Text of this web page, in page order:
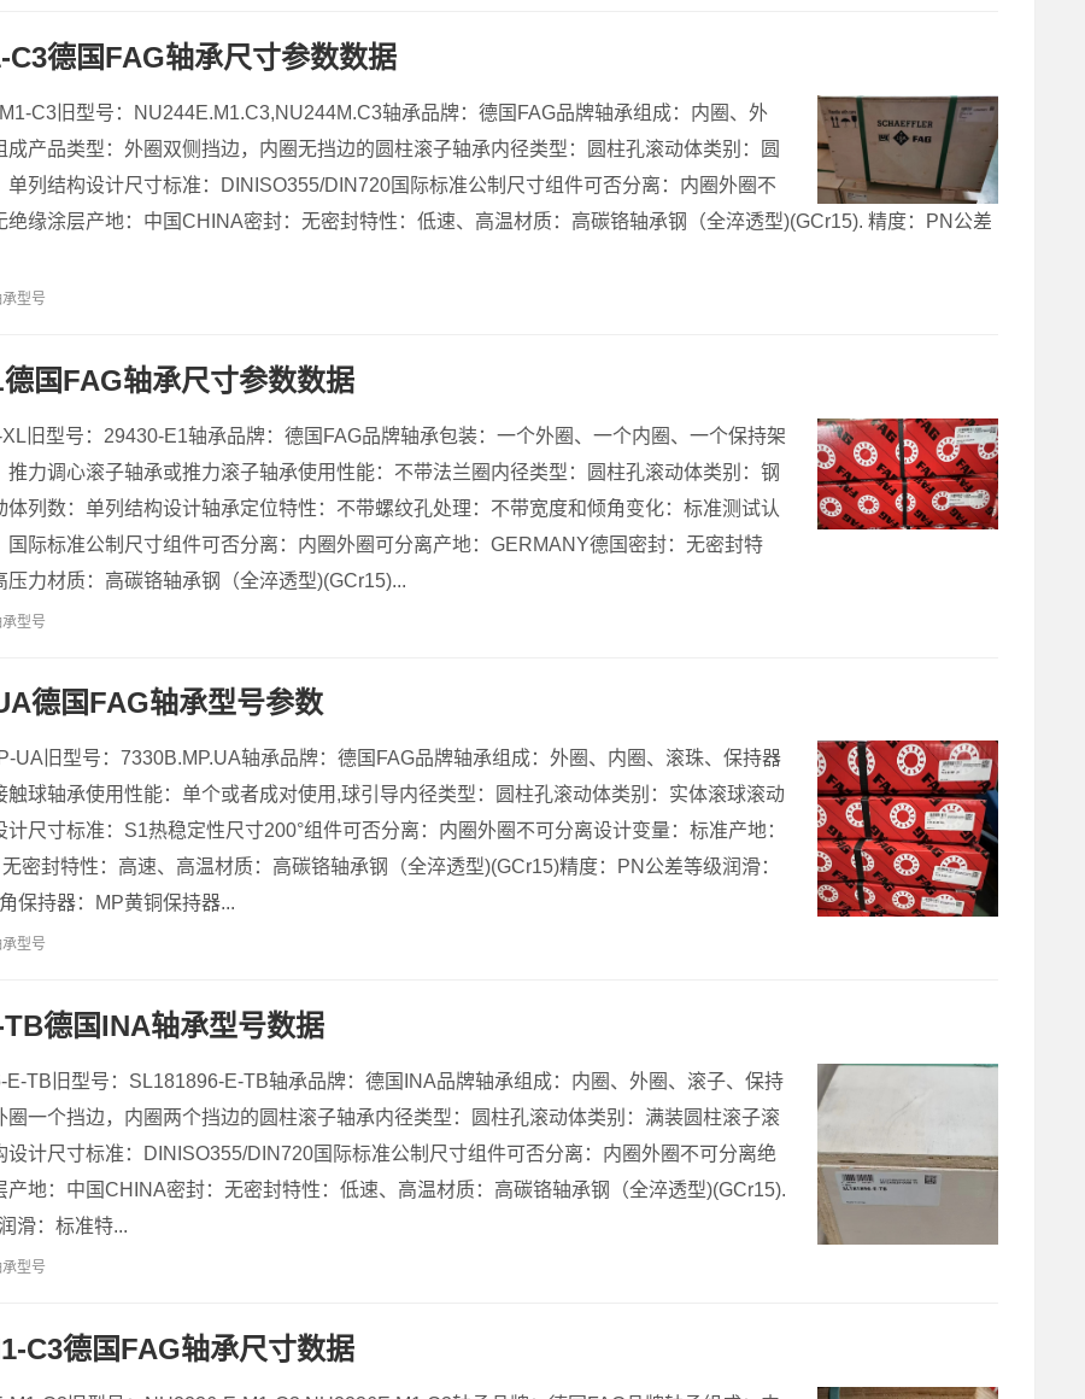
C3德国FAG轴承尺寸参数数据
C3旧型号：NU244E.M1.C3,NU244M.C3轴承品牌：德国FAG品牌轴承组成：内圈、外
成产品类型：外圈双侧挡边，内圈无挡边的圆柱滚子轴承内径类型：圆柱孔滚动体类别：圆
单列结构设计尺寸标准：DINISO355/DIN720国际标准公制尺寸组件可否分离：内圈外圈不
绝缘涂层产地：中国CHINA密封：无密封特性：低速、高温材质：高碳铬轴承钢（全淬透型)(GCr15). 精度：PN公差
型号
国FAG轴承尺寸参数数据
旧型号：29430-E1轴承品牌：德国FAG品牌轴承包装：一个外圈、一个内圈、一个保持架
推力调心滚子轴承或推力滚子轴承使用性能：不带法兰圈内径类型：圆柱孔滚动体类别：钢
体列数：单列结构设计轴承定位特性：不带螺纹孔处理：不带宽度和倾角变化：标准测试认
国际标准公制尺寸组件可否分离：内圈外圈可分离产地：GERMANY德国密封：无密封特
力材质：高碳铬轴承钢（全淬透型)(GCr15)...
型号
德国FAG轴承型号参数
UA旧型号：7330B.MP.UA轴承品牌：德国FAG品牌轴承组成：外圈、内圈、滚珠、保持器
触球轴承使用性能：单个或者成对使用,球引导内径类型：圆柱孔滚动体类别：实体滚球滚动
尺寸标准：S1热稳定性尺寸200°组件可否分离：内圈外圈不可分离设计变量：标准产地：
密封特性：高速、高温材质：高碳铬轴承钢（全淬透型)(GCr15)精度：PN公差等级润滑：
保持器：MP黄铜保持器...
型号
德国INA轴承型号数据
TB旧型号：SL181896-E-TB轴承品牌：德国INA品牌轴承组成：内圈、外圈、滚子、保持
圈一个挡边，内圈两个挡边的圆柱滚子轴承内径类型：圆柱孔滚动体类别：满装圆柱滚子滚
设计尺寸标准：DINISO355/DIN720国际标准公制尺寸组件可否分离：内圈外圈不可分离绝
产地：中国CHINA密封：无密封特性：低速、高温材质：高碳铬轴承钢（全淬透型)(GCr15).
滑：标准特...
型号
C3德国FAG轴承尺寸数据